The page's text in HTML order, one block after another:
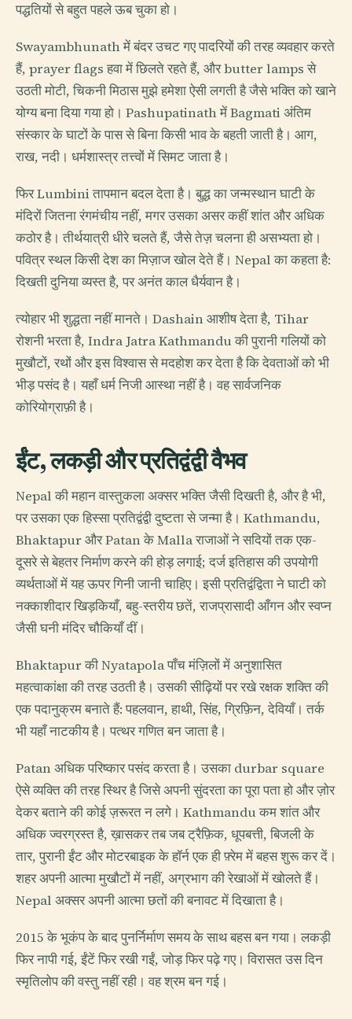
पद्धतियों से बहुत पहले ऊब चुका हो।
Swayambhunath में बंदर उचट गए पादरियों की तरह व्यवहार करते
हैं, prayer flags हवा में छिलते रहते हैं, और butter lamps से
उठती मोटी, चिकनी मिठास मुझे हमेशा ऐसी लगती है जैसे भक्ति को खाने
योग्य बना दिया गया हो। Pashupatinath में Bagmati अंतिम
संस्कार के घाटों के पास से बिना किसी भाव के बहती जाती है। आग,
राख, नदी। धर्मशास्त्र तत्त्वों में सिमट जाता है।
फिर Lumbini तापमान बदल देता है। बुद्ध का जन्मस्थान घाटी के
मंदिरों जितना रंगमंचीय नहीं, मगर उसका असर कहीं शांत और अधिक
कठोर है। तीर्थयात्री धीरे चलते हैं, जैसे तेज़ चलना ही असभ्यता हो।
पवित्र स्थल किसी देश का मिज़ाज खोल देते हैं। Nepal का कहता है:
दिखती दुनिया व्यस्त है, पर अनंत काल धैर्यवान है।
त्योहार भी शुद्धता नहीं मानते। Dashain आशीष देता है, Tihar
रोशनी भरता है, Indra Jatra Kathmandu की पुरानी गलियों को
मुखौटों, रथों और इस विश्वास से मदहोश कर देता है कि देवताओं को भी
भीड़ पसंद है। यहाँ धर्म निजी आस्था नहीं है। वह सार्वजनिक
कोरियोग्राफ़ी है।
ईंट, लकड़ी और प्रतिद्वंद्वी वैभव
Nepal की महान वास्तुकला अक्सर भक्ति जैसी दिखती है, और है भी,
पर उसका एक हिस्सा प्रतिद्वंद्वी दुष्टता से जन्मा है। Kathmandu,
Bhaktapur और Patan के Malla राजाओं ने सदियों तक एक-
दूसरे से बेहतर निर्माण करने की होड़ लगाई; दर्ज इतिहास की उपयोगी
व्यर्थताओं में यह ऊपर गिनी जानी चाहिए। इसी प्रतिद्वंद्विता ने घाटी को
नक्काशीदार खिड़कियाँ, बहु-स्तरीय छतें, राजप्रासादी आँगन और स्वप्न
जैसी घनी मंदिर चौकियाँ दीं।
Bhaktapur की Nyatapola पाँच मंज़िलों में अनुशासित
महत्वाकांक्षा की तरह उठती है। उसकी सीढ़ियों पर रखे रक्षक शक्ति की
एक पदानुक्रम बनाते हैं: पहलवान, हाथी, सिंह, ग्रिफ़िन, देवियाँ। तर्क
भी यहाँ नाटकीय है। पत्थर गणित बन जाता है।
Patan अधिक परिष्कार पसंद करता है। उसका durbar square
ऐसे व्यक्ति की तरह स्थिर है जिसे अपनी सुंदरता का पूरा पता हो और ज़ोर
देकर बताने की कोई ज़रूरत न लगे। Kathmandu कम शांत और
अधिक ज्वरग्रस्त है, ख़ासकर तब जब ट्रैफ़िक, धूपबत्ती, बिजली के
तार, पुरानी ईंट और मोटरबाइक के हॉर्न एक ही फ़्रेम में बहस शुरू कर दें।
शहर अपनी आत्मा मुखौटों में नहीं, अग्रभाग की रेखाओं में खोलते हैं।
Nepal अक्सर अपनी आत्मा छतों की बनावट में दिखाता है।
2015 के भूकंप के बाद पुनर्निर्माण समय के साथ बहस बन गया। लकड़ी
फिर नापी गई, ईंटें फिर रखी गईं, जोड़ फिर पढ़े गए। विरासत उस दिन
स्मृतिलोप की वस्तु नहीं रही। वह श्रम बन गई।